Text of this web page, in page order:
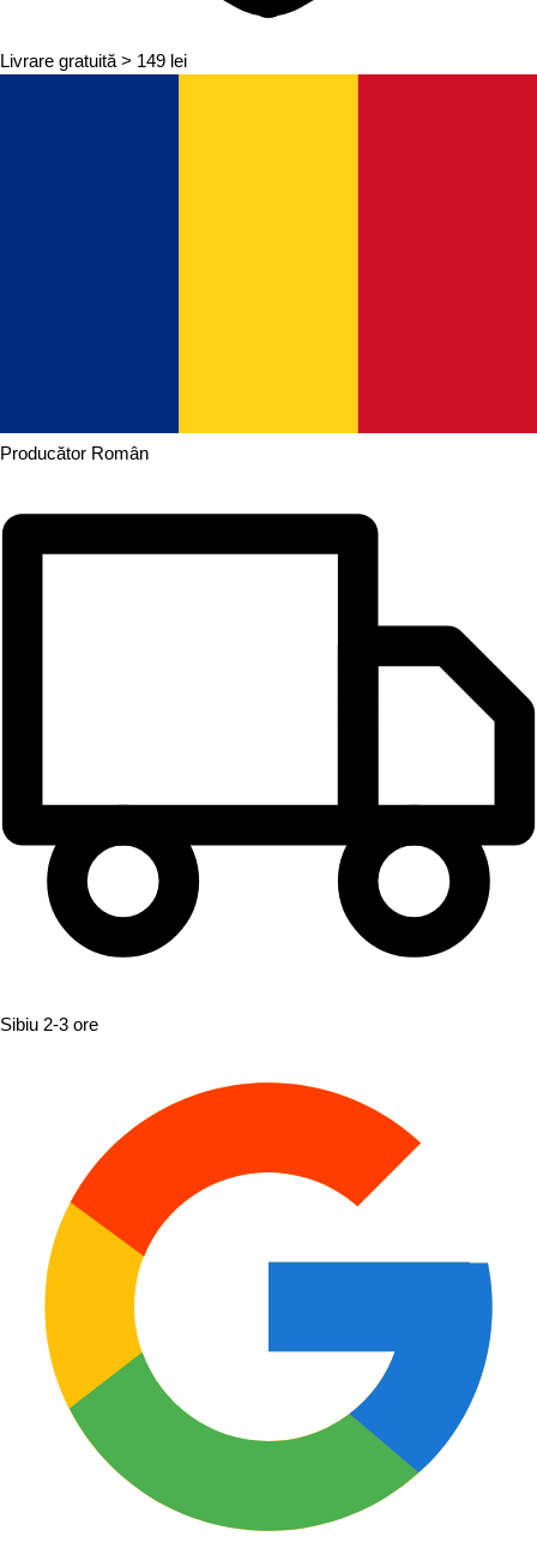
Livrare gratuită > 149 lei
Producător Român
Sibiu 2-3 ore